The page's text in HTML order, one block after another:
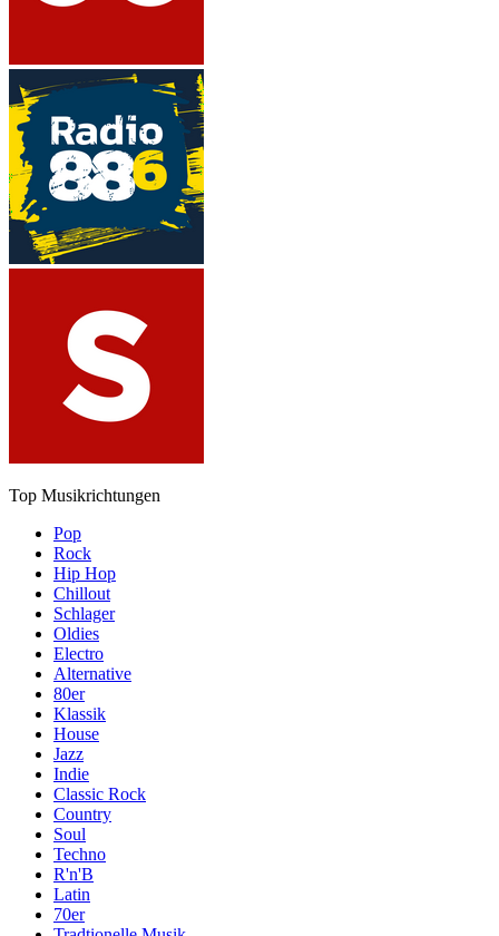
Top Musikrichtungen
Pop
Rock
Hip Hop
Chillout
Schlager
Oldies
Electro
Alternative
80er
Klassik
House
Jazz
Indie
Classic Rock
Country
Soul
Techno
R'n'B
Latin
70er